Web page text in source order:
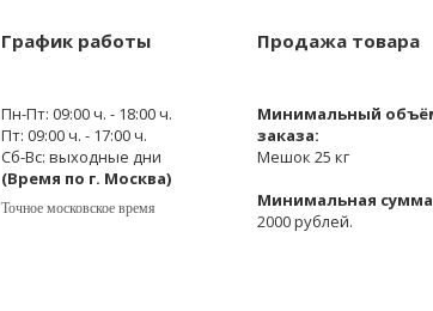
График работы
Пн-Пт: 09:00 ч. - 18:00 ч.
Пт: 09:00 ч. - 17:00 ч.
Сб-Вс: выходные дни
(Время по г. Москва)
Точное московское время
Продажа товара
Минимальный
заказа:
Мешок 25 кг
Минимальная сумма
2000 рублей.